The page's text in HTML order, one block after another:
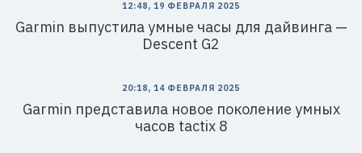
12:48, 19 ФЕВРАЛЯ 2025
Garmin выпустила умные часы для дайвинга —
Descent G2
20:18, 14 ФЕВРАЛЯ 2025
Garmin представила новое поколение умных
часов tactix 8